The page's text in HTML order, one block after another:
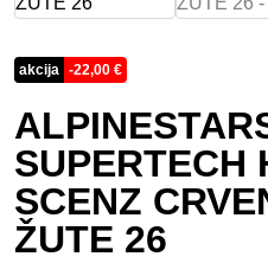
akcija -22,00 €
SUPERTECH
SCENZ
ŽUTE 26